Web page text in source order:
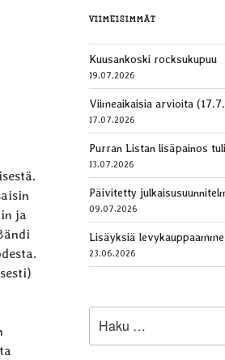
ja
VIIMEISIMMÄT
Kuusankoski rocksukupuu
19.07.2026
Viimeaikaisia arvioita
17.07.2026
Purran Listan lisäpainos tuli
13.07.2026
Päivitetty
09.07.2026
Lisäyksiä
23.06.2026